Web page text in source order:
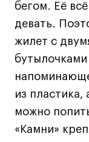
бегом. Её
девать.
жилет с
из пластика,
можно
«Камни»